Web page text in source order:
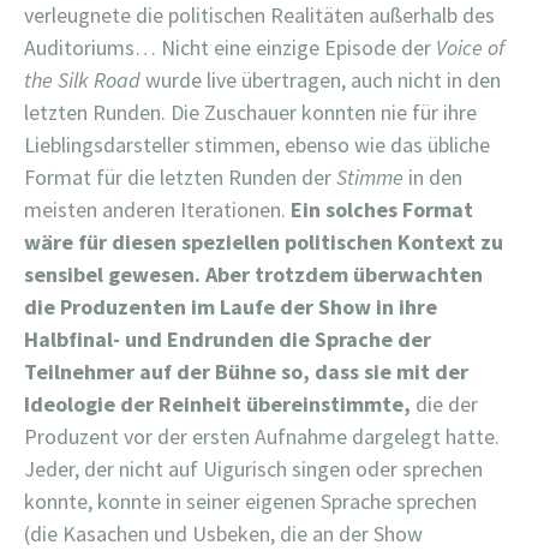
verleugnete die politischen Realitäten außerhalb des
Auditoriums… Nicht eine einzige Episode der Voice of
the Silk Roadwurde live übertragen, auch nicht in den
letzten Runden. Die Zuschauer konnten nie für ihre
Lieblingsdarsteller stimmen, ebenso wie das übliche
Format für die letzten Runden derStimme in den
meisten anderen Iterationen. Ein solches Format
wäre für diesen speziellen politischen Kontext zu
sensibel gewesen. Aber trotzdem überwachten
die Produzenten im Laufe der Show in ihre
Halbfinal- und Endrunden die Sprache der
Teilnehmer auf der Bühne so, dass sie mit der
Ideologie der Reinheit übereinstimmte, die der
Produzent vor der ersten Aufnahme dargelegt hatte.
Jeder, der nicht auf Uigurisch singen oder sprechen
konnte, konnte in seiner eigenen Sprache sprechen
(die Kasachen und Usbeken, die an der Show